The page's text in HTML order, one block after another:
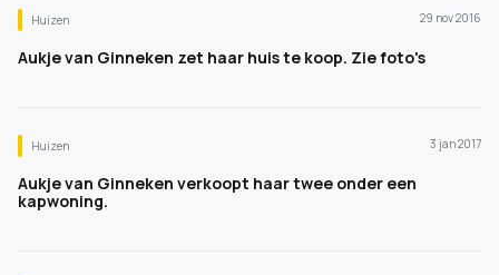
Huizen 29 nov 2016
Aukje van Ginneken zet haar huis te koop. Zie foto's
Huizen 3 jan 2017
Aukje van Ginneken verkoopt haar twee onder een
kapwoning.